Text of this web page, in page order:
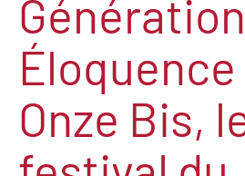
Génération
Éloquence
Onze Bis,